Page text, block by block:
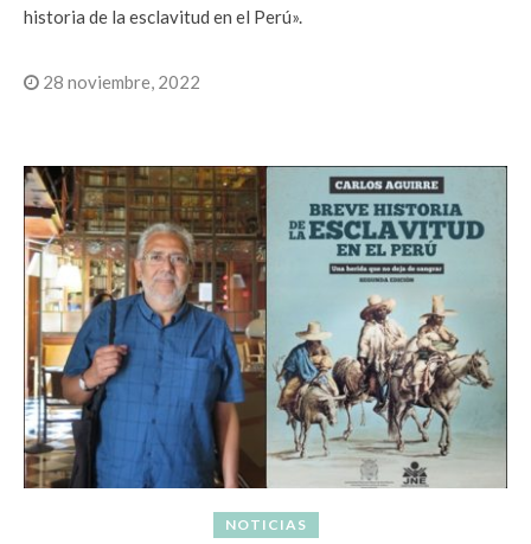
historia de la esclavitud en el Perú».
28 noviembre, 2022
NOTICIAS